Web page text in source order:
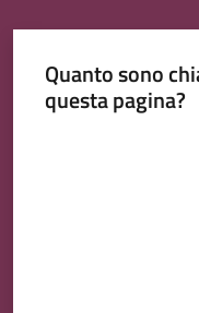
Quanto sono
questa pagina?